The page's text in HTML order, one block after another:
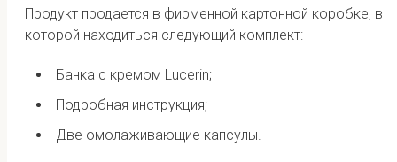
Продукт продается в фирменной картонной коробке, в
которой находиться следующий комплект:
Банка с кремом Lucerin;
Подробная инструкция;
Две омолаживающие капсулы.